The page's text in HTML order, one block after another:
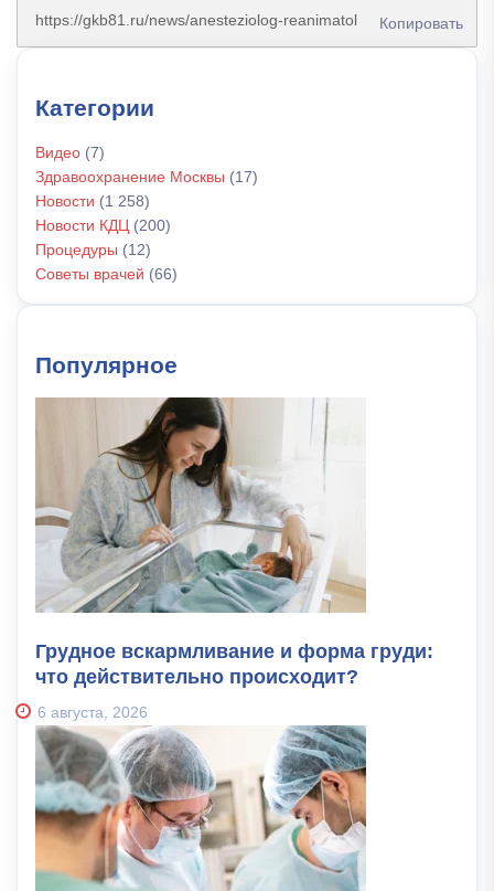
Копировать
Категории
Видео (7)
Здравоохранение Москвы (17)
Новости (1 258)
Новости КДЦ (200)
Процедуры (12)
Советы врачей (66)
Популярное
Грудное вскармливание и форма груди:
что действительно происходит?
6 августа, 2026